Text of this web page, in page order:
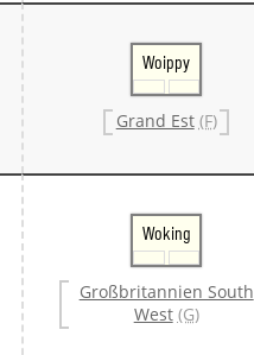
Woippy
Grand Est (F)
Woking
Großbritannien South
West (G)